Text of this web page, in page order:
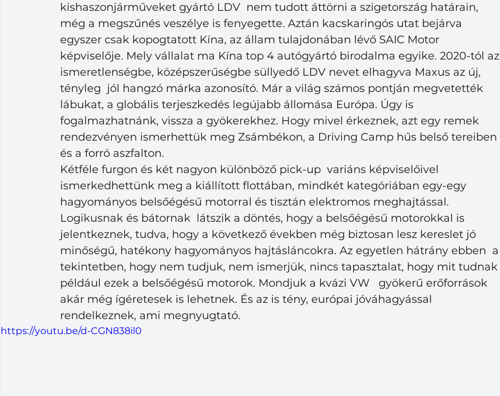
kishaszonjárműveket gyártó LDV  nem tudott áttörni a szigetország határain,
még a megszűnés veszélye is fenyegette. Aztán kacskaringós utat bejárva
egyszer csak kopogtatott Kína, az állam tulajdonában lévő SAIC Motor
képviselője. Mely vállalat ma Kína top 4 autógyártó birodalma egyike. 2020-tól az
ismeretlenségbe, középszerűségbe süllyedő LDV nevet elhagyva Maxus az új,
tényleg  jól hangzó márka azonosító. Már a világ számos pontján megvetették
lábukat, a globális terjeszkedés legújabb állomása Európa. Úgy is
fogalmazhatnánk, vissza a gyökerekhez. Hogy mivel érkeznek, azt egy remek
rendezvényen ismerhettük meg Zsámbékon, a Driving Camp hűs belső tereiben
és a forró aszfalton.
Kétféle furgon és két nagyon különböző pick-up  variáns képviselőivel
ismerkedhettünk meg a kiállított flottában, mindkét kategóriában egy-egy
hagyományos belsőégésű motorral és tisztán elektromos meghajtással.
Logikusnak és bátornak  látszik a döntés, hogy a belsőégésű motorokkal is
jelentkeznek, tudva, hogy a következő években még biztosan lesz kereslet jó
minőségű, hatékony hagyományos hajtásláncokra. Az egyetlen hátrány ebben  a
tekintetben, hogy nem tudjuk, nem ismerjük, nincs tapasztalat, hogy mit tudnak
például ezek a belsőégésű motorok. Mondjuk a kvázi VW   gyökerű erőforrások
akár még ígéretesek is lehetnek. És az is tény, európai jóváhagyással
rendelkeznek, ami megnyugtató.
https://youtu.be/d-CGN838il0